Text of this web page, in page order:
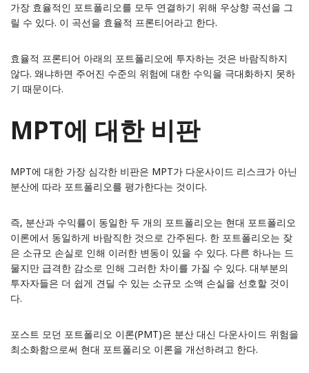
가장 효율적인 포트폴리오를 모두 연결하기 위해 우상향 곡선을 그
릴 수 있다. 이 곡선을 효율적 프론티어라고 한다.
효율적 프론티어 아래의 포트폴리오에 투자하는 것은 바람직하지
않다. 왜냐하면 주어진 수준의 위험에 대한 수익을 극대화하지 못하
기 때문이다.
MPT에 대한 비판
MPT에 대한 가장 심각한 비판은 MPT가 다운사이드 리스크가 아닌
분산에 따라 포트폴리오를 평가한다는 것이다.
즉, 분산과 수익률이 동일한 두 개의 포트폴리오는 현대 포트폴리오
이론에서 동일하게 바람직한 것으로 간주된다. 한 포트폴리오는 잦
은 소규모 손실로 인해 이러한 변동이 있을 수 있다. 다른 하나는 드
물지만 급격한 감소로 인해 그러한 차이를 가질 수 있다. 대부분의
투자자들은 더 쉽게 견딜 수 있는 소규모 소액 손실을 선호할 것이
다.
포스트 모던 포트폴리오 이론(PMT)은 분산 대신 다운사이드 위험을
최소화함으로써 현대 포트폴리오 이론을 개선하려고 한다.